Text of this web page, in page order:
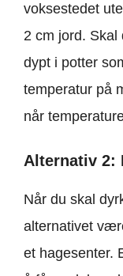
voksestedet
2 cm jord. Skal
dypt i potter
temperatur på
når
Alternativ 2:
Når du skal
alternativet
et hagesenter.